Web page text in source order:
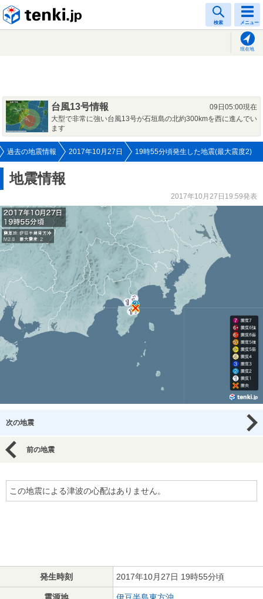
検索 メニュー
現在地
台風13号情報
09日05:00現在
大型で非常に強い台風13号が石垣島の北約300kmを西に進んでい
ます
過去の地震情報 2017年10月27日 19時55分頃発生した地震(最大震度2)
地震情報
2017年10月27日19:59発表
次の地震
前の地震
この地震による津波の心配はありません。
発生時刻 2017年10月27日 19時55分頃
震源地 伊豆半島東方沖